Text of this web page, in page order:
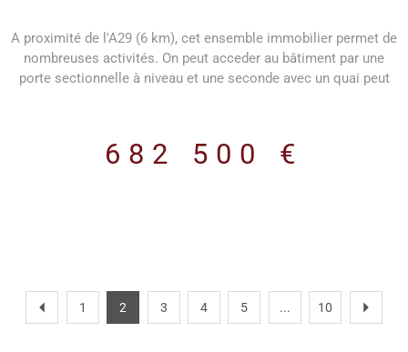
A proximité de l'A29 (6 km), cet ensemble immobilier permet de
nombreuses activités. On peut acceder au bâtiment par une
porte sectionnelle à niveau et une seconde avec un quai peut
prévoir dans la partie bureau. A l'extérieur peuvent rester 3
682 500 €
1 2 3 4 5 ... 10